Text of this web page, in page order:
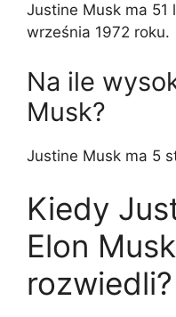
Justine Musk ma 51
września 1972 roku.
Na ile
Musk?
Justine Musk ma 5
Kiedy
Elon
rozwiedli?